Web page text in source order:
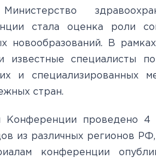
Министерство
стала оценка роли
новообразований. В
известные специалисты
и специализированных
стран.
Конференции проведено 4
из различных регионов
конференции